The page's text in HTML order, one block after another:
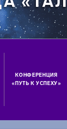
КОНФЕРЕНЦИЯ
«ПУТЬ К УСПЕХУ»